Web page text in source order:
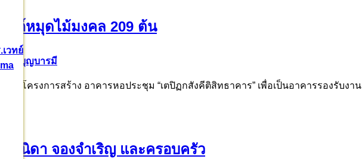
วทย์
มภ์หมุดไม้มงคล 209 ต้น
ร่วมบุญบารมี
ริ่มโครงการสร้าง อาคารหอประชุม “เตปิฏกสังคีติสิทธาคาร” เพื่อเป็นอาคารรองรับงาน
นิดา จองจำเริญ และครอบครัว